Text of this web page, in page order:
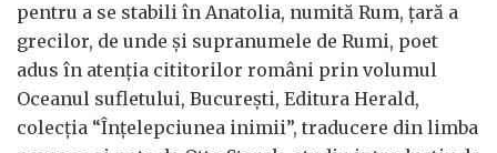
pentru a se stabili în Anatolia, numită Rum, țară a
grecilor, de unde și supranumele de Rumi, poet
adus în atenția cititorilor români prin volumul
Oceanul sufletului, București, Editura Herald,
colecția “Înțelepciunea inimii”, traducere din limba